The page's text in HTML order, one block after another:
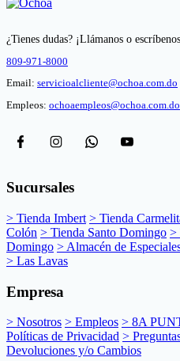
¿Tienes dudas? ¡Llámanos o
809-971-8000
Email: servicioalcliente@ochoa.com.do
Empleos: ochoaempleos@ochoa.com.do
Sucursales
> Tienda Imbert > Tienda
Colón > Tienda Santo Domingo >
Domingo > Almacén de
> Las Lavas
Empresa
> Nosotros > Empleos > 8A
Políticas de Privacidad >
Devoluciones y/o Cambios